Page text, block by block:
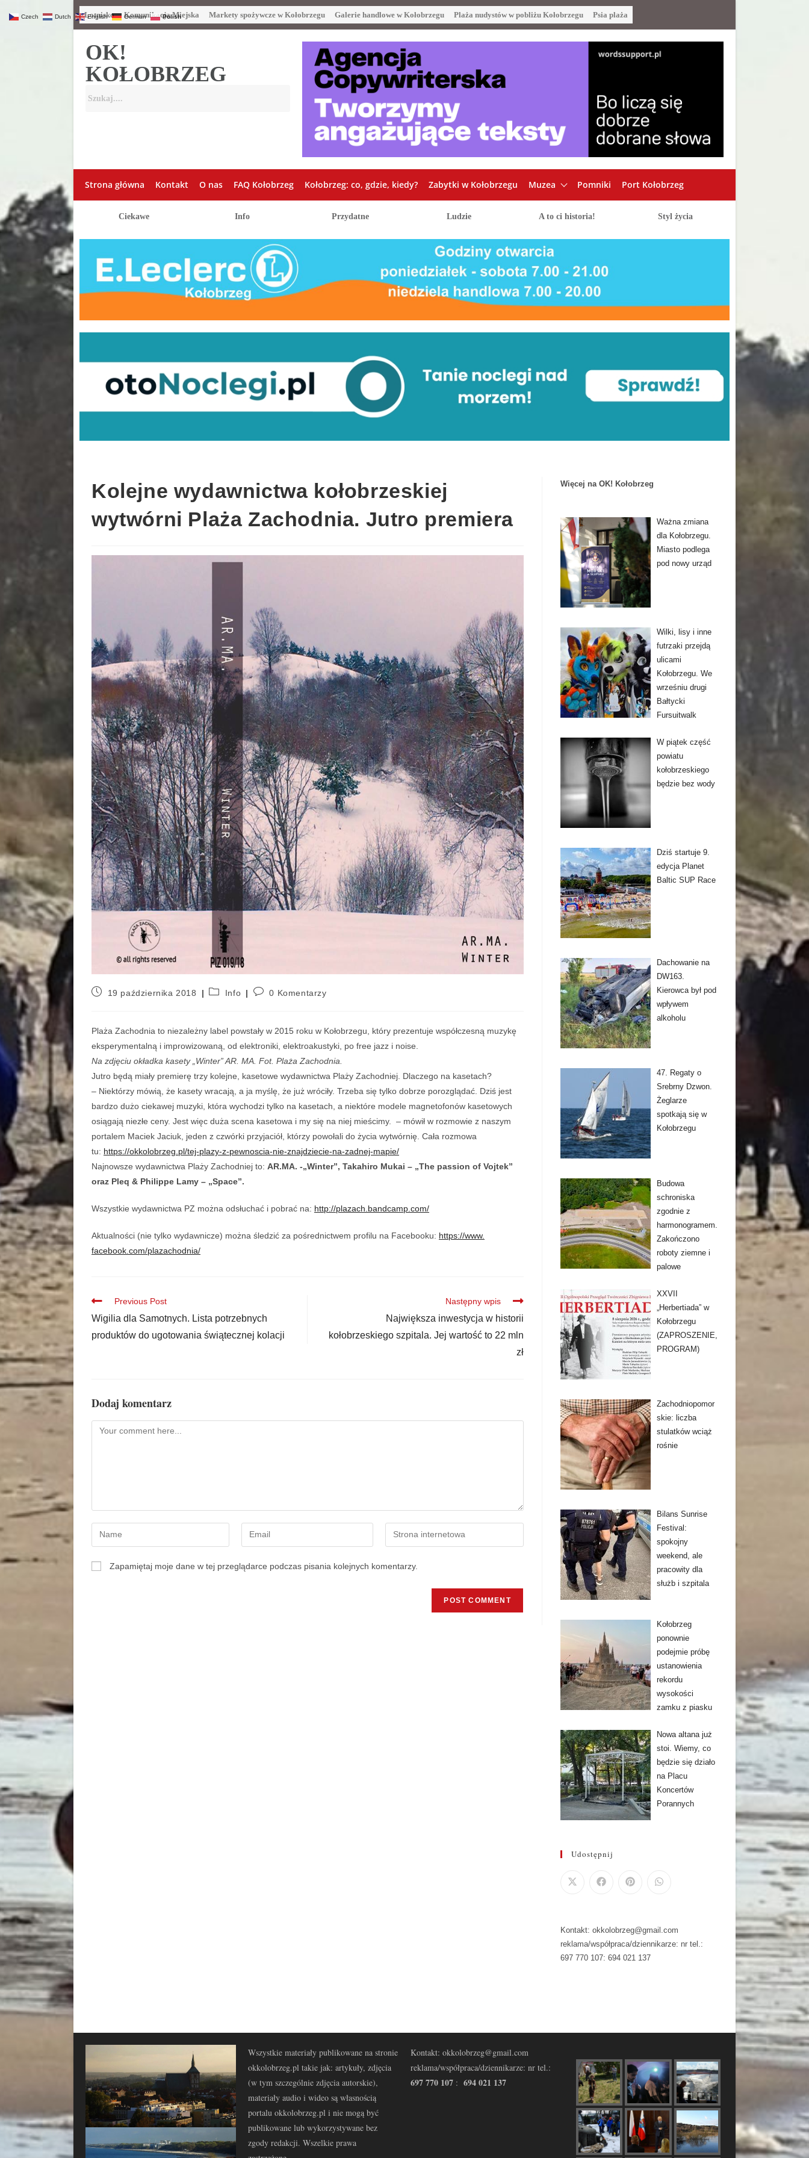
Lotnisko Komunikacja Miejska Markety spożywcze w Kołobrzegu Galerie handlowe w Kołobrzegu Plaża nudystów w pobliżu Kołobrzegu Psia plaża
OK!
KOŁOBRZEG
Strona główna Kontakt O nas FAQ Kołobrzeg Kołobrzeg: co, gdzie, kiedy? Zabytki w Kołobrzegu Muzea Pomniki Port Kołobrzeg
Ciekawe Info Przydatne Ludzie A to ci historia! Styl życia
Kolejne wydawnictwa kołobrzeskiej
wytwórni Plaża Zachodnia. Jutro premiera
19 października 2018 Info 0 Komentarzy
Plaża Zachodnia to niezależny label powstały w 2015 roku w Kołobrzegu, który prezentuje współczesną muzykę
eksperymentalną i improwizowaną, od elektroniki, elektroakustyki, po free jazz i noise.
Na zdjęciu okładka kasety „Winter” AR. MA. Fot. Plaża Zachodnia.
Jutro będą miały premierę trzy kolejne, kasetowe wydawnictwa Plaży Zachodniej. Dlaczego na kasetach?
– Niektórzy mówią, że kasety wracają, a ja myślę, że już wróciły. Trzeba się tylko dobrze porozglądać. Dziś jest
bardzo dużo ciekawej muzyki, która wychodzi tylko na kasetach, a niektóre modele magnetofonów kasetowych
osiągają niezłe ceny. Jest więc duża scena kasetowa i my się na niej mieścimy. – mówił w rozmowie z naszym
portalem Maciek Jaciuk, jeden z czwórki przyjaciół, którzy powołali do życia wytwórnię. Cała rozmowa
tu: https://okkolobrzeg.pl/tej-plazy-z-pewnoscia-nie-znajdziecie-na-zadnej-mapie/
Najnowsze wydawnictwa Plaży Zachodniej to: AR.MA. -„Winter”, Takahiro Mukai – „The passion of Vojtek”
oraz Pleq & Philippe Lamy – „Space”.
Wszystkie wydawnictwa PZ można odsłuchać i pobrać na: http://plazach.bandcamp. com/
Aktualności (nie tylko wydawnicze) można śledzić za pośrednictwem profilu na Facebooku: https://www.
facebook.com/plazachodnia/
Previous Post
Wigilia dla Samotnych. Lista potrzebnych
produktów do ugotowania świątecznej kolacji
Następny wpis
Największa inwestycja w historii
kołobrzeskiego szpitala. Jej wartość to 22 mln
zł
Dodaj komentarz
Zapamiętaj moje dane w tej przeglądarce podczas pisania kolejnych komentarzy.
Więcej na OK! Kołobrzeg
Ważna zmiana
dla Kołobrzegu.
Miasto podlega
pod nowy urząd
Wilki, lisy i inne
futrzaki przejdą
ulicami
Kołobrzegu. We
wrześniu drugi
Bałtycki
Fursuitwalk
W piątek część
powiatu
kołobrzeskiego
będzie bez wody
Dziś startuje 9.
edycja Planet
Baltic SUP Race
Dachowanie na
DW163.
Kierowca był pod
wpływem
alkoholu
47. Regaty o
Srebrny Dzwon.
Żeglarze
spotkają się w
Kołobrzegu
Budowa
schroniska
zgodnie z
harmonogramem.
Zakończono
roboty ziemne i
palowe
XXVII
„Herbertiada” w
Kołobrzegu
(ZAPROSZENIE,
PROGRAM)
Zachodniopomor
skie: liczba
stulatków wciąż
rośnie
Bilans Sunrise
Festival:
spokojny
weekend, ale
pracowity dla
służb i szpitala
Kołobrzeg
ponownie
podejmie próbę
ustanowienia
rekordu
wysokości
zamku z piasku
Nowa altana już
stoi. Wiemy, co
będzie się działo
na Placu
Koncertów
Porannych
Udostępnij
Kontakt: okkolobrzeg@gmail.com
reklama/współpraca/dziennikarze: nr tel.:
697 770 107: 694 021 137
Wszystkie materiały publikowane na stronie
okkolobrzeg.pl takie jak: artykuły, zdjęcia
(w tym szczególnie zdjęcia autorskie),
materiały audio i wideo są własnością
portalu okkolobrzeg.pl i nie mogą być
publikowane lub wykorzystywane bez
zgody redakcji. Wszelkie prawa
Kontakt: okkolobrzeg@gmail.com
reklama/współpraca/dziennikarze: nr tel.:
697 770 107 : 694 021 137
Czech Dutch English German Polish